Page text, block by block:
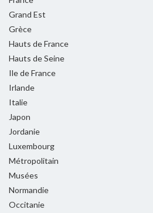
Grand Est
Grèce
Hauts de France
Hauts de Seine
Ile de France
Irlande
Italie
Japon
Jordanie
Luxembourg
Métropolitain
Musées
Normandie
Occitanie